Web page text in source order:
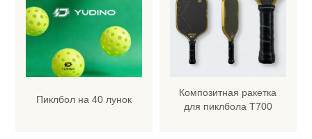
Пиклбол на 40 лунок
Композитная ракетка
для пиклбола T700